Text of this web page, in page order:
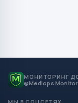
МОНИТОРИНГ
@Mediops Monitor